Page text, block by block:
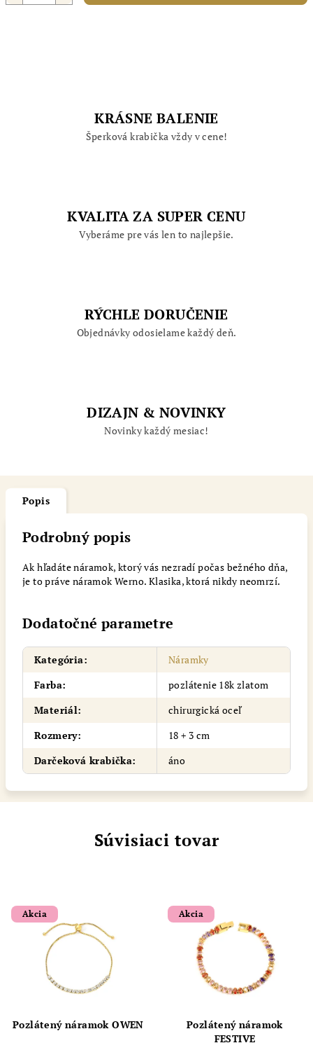
KRÁSNE BALENIE
Šperková krabička vždy v cene!
KVALITA ZA SUPER CENU
Vyberáme pre vás len to najlepšie.
RÝCHLE DORUČENIE
Objednávky odosielame každý deň.
DIZAJN & NOVINKY
Novinky každý mesiac!
Popis
Podrobný popis
Ak hľadáte náramok, ktorý vás nezradí počas bežného dňa,
je to práve náramok Werno. Klasika, ktorá nikdy neomrzí.
Dodatočné parametre
Kategória:
Náramky
Farba:
pozlátenie 18k zlatom
Materiál:
chirurgická oceľ
Rozmery:
18 + 3 cm
Darčeková krabička: áno
Súvisiaci tovar
Akcia
Pozlátený náramok OWEN
Akcia
Pozlátený náramok
FESTIVE